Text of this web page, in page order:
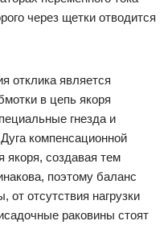
через щетки отводится
отклика является
в цепь якоря
гнезда и
компенсационной
якоря, создавая тем
поэтому баланс
отсутствия нагрузки
раковины стоят